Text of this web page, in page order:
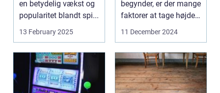
en betydelig vækst og
popularitet blandt spi...
13 February 2025
begynder, er der mange
faktorer at tage højde
fo...
11 December 2024